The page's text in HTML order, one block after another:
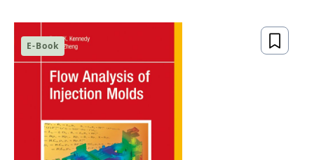
E-Book